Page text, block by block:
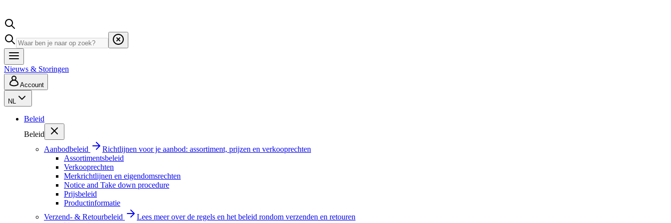
Nieuws & Storingen
Account
NL
Beleid
Beleid
Aanbodbeleid
Richtlijnen voor je aanbod: assortiment, prijzen en verkooprechten
Assortimentsbeleid
Verkooprechten
Merkrichtlijnen en eigendomsrechten
Notice and Take down procedure
Prijsbeleid
Productinformatie
Verzend- & Retourbeleid
Lees meer over de regels en het beleid rondom verzenden en retouren